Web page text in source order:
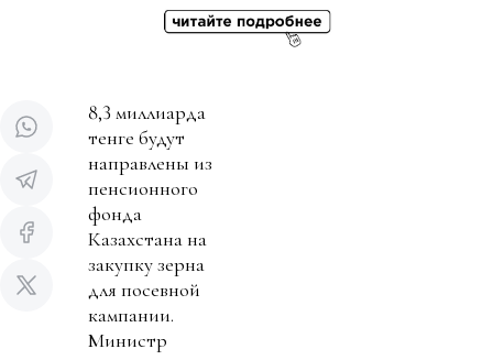
8,3 миллиарда
тенге будут
направлены из
пенсионного
фонда
Казахстана на
закупку зерна
для посевной
кампании.
Министр